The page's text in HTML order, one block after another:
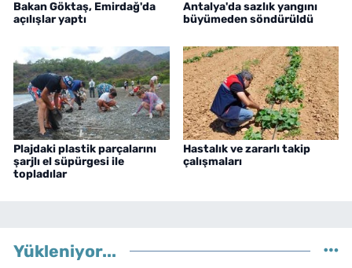
Bakan Göktaş, Emirdağ'da
açılışlar yaptı
Antalya'da sazlık yangını
büyümeden söndürüldü
Plajdaki plastik parçalarını
şarjlı el süpürgesi ile
topladılar
Hastalık ve zararlı takip
çalışmaları
Yükleniyor...